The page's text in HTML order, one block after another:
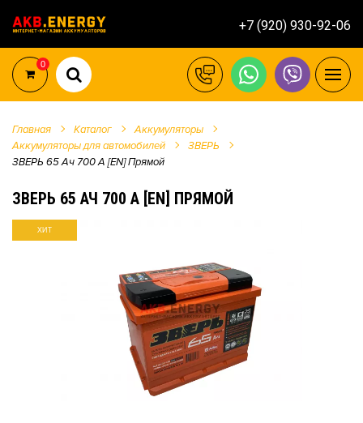
+7 (920) 930-92-06
0
Главная Каталог
Аккумуляторы
Аккумуляторы для автомобилей
ЗВЕРЬ
ЗВЕРЬ 65 Ач 700 А [EN] Прямой
ЗВЕРЬ 65 АЧ 700 А [EN] ПРЯМОЙ
ХИТ